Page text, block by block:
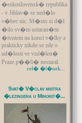
�eskoslovensk� republika
- v Jihlav� se ned�lo
v�bec nic. M�sto si d�l
�ilo sv�m ustaran�m
�ivotem na konci v�lky a
prakticky nikdo se zde o
ud�losti ve vzd�len�
Praze p��li� nestaral.
cel� �l�nek...
Svat� V�clav mistra
�lezingera u Minorit�...